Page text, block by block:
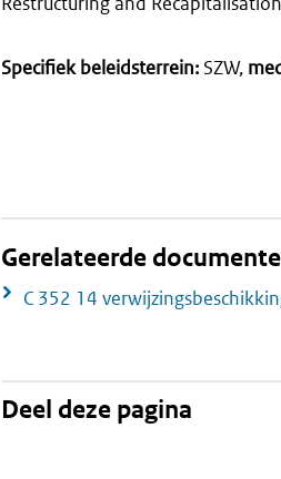
Specifiek beleidsterrein: SZW,
Gerelateerde
C 352 14
Deel deze pagina